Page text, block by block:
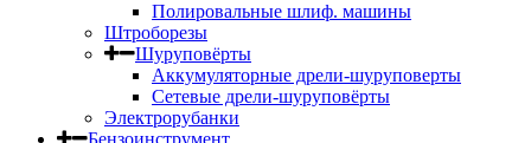
Полировальные шлиф. машины
Штроборезы
Шуруповёрты
Аккумуляторные дрели-шуруповерты
Сетевые дрели-шуруповёрты
Электрорубанки
Бензоинструмент